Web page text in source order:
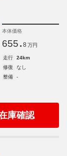
本体価格
655. 8 万円
走行
24km
修復
なし
整備
-
庫確認